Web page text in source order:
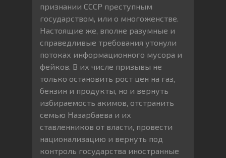
признании СССР преступным
государством, или о многоженстве.
Настоящие же, вполне разумные и
справедливые требования утонули
потоках информационного мусора и
фейков. В их числе призывы не
только остановить рост цен на газ,
бензин и продукты, но и вернуть
избираемость акимов, отстранить
семью Назарбаева и их
ставленников от власти, провести
национализацию и вернуть под
контроль государства иностранные